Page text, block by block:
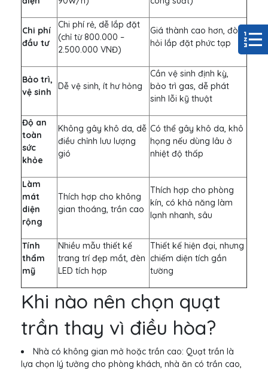
Chi phí
đầu tư
Chi phí rẻ, dễ lắp đặt
(chỉ từ 800.000 –
2.500.000 VNĐ)
Giá thành cao hơn, đòi
hỏi lắp đặt phức tạp
Bảo trì,
vệ sinh
Dễ vệ sinh, ít hư hỏng
Cần vệ sinh định kỳ,
bảo trì gas, dễ phát
sinh lỗi kỹ thuật
Độ an
toàn
sức
khỏe
Không gây khô da, dễ
điều chỉnh lưu lượng
gió
Có thể gây khô da, khô
họng nếu dùng lâu ở
nhiệt độ thấp
Làm
mát
diện
rộng
Thích hợp cho không
gian thoáng, trần cao
Thích hợp cho phòng
kín, có khả năng làm
lạnh nhanh, sâu
Tính
thẩm
mỹ
Nhiều mẫu thiết kế
trang trí đẹp mắt, đèn
LED tích hợp
Thiết kế hiện đại, nhưng
chiếm diện tích gắn
tường
Khi nào nên chọn quạt
trần thay vì điều hòa?
Nhà có không gian mở hoặc trần cao: Quạt trần là
lựa chọn lý tưởng cho phòng khách, nhà ăn có trần cao,